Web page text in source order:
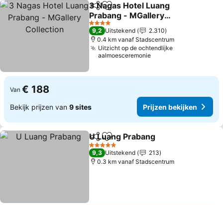
DelenToevoegen aan favorieten
3 Nagas Hotel Luang
Prabang - MGallery
Collection
4 Sterren
9,2 Uitstekend
2.310
0.4 km vanaf Stadscentrum
Uitzicht op de ochtendlijke
aalmoesceremonie
Van € 188
Bekijk prijzen van 9 sites Prijzen bekijken
DelenToevoegen aan favorieten
U Luang Prabang
5 Sterren
9,3 Uitstekend
213
0.3 km vanaf Stadscentrum